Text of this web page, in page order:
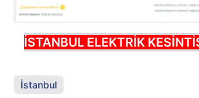
İSTANBUL ELEKTRİK
İstanbul